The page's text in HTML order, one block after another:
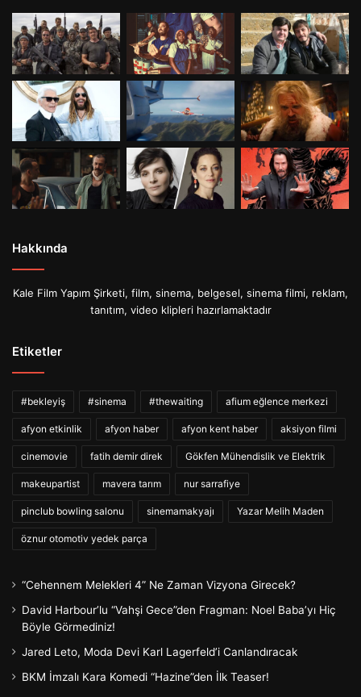
Hakkında
Kale Film Yapım Şirketi, film, sinema, belgesel, sinema filmi, reklam,
tanıtım, video klipleri hazırlamaktadır
Etiketler
#bekleyiş #sinema #thewaiting afium eğlence merkezi
afyon etkinlik afyon haber afyon kent haber aksiyon filmi
cinemovie fatih demir direk Gökfen Mühendislik ve Elektrik
makeupartist mavera tarım nur sarrafiye
pinclub bowling salonu sinemamakyajı Yazar Melih Maden
öznur otomotiv yedek parça
“Cehennem Melekleri 4” Ne Zaman Vizyona Girecek?
David Harbour’lu “Vahşi Gece”den Fragman: Noel Baba’yı Hiç
Böyle Görmediniz!
Jared Leto, Moda Devi Karl Lagerfeld’i Canlandıracak
BKM İmzalı Kara Komedi “Hazine”den İlk Teaser!